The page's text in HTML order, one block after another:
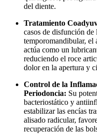
del diente.
Tratamiento
casos de disfunción de
temporomandibular, el
actúa como un
reduciendo el roce
dolor en la apertura y
Control de la
Periodoncia: Su
bacteriostático y
estabilizar las encías
alisado radicular,
recuperación de las